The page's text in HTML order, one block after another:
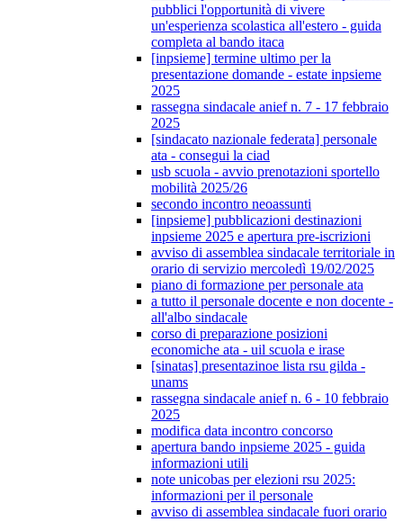
pubblici l'opportunità di vivere
un'esperienza scolastica all'estero - guida
completa al bando itaca
[inpsieme] termine ultimo per la
presentazione domande - estate inpsieme
2025
rassegna sindacale anief n. 7 - 17 febbraio
2025
[sindacato nazionale federata] personale
ata - consegui la ciad
usb scuola - avvio prenotazioni sportello
mobilità 2025/26
secondo incontro neoassunti
[inpsieme] pubblicazioni destinazioni
inpsieme 2025 e apertura pre-iscrizioni
avviso di assemblea sindacale territoriale in
orario di servizio mercoledì 19/02/2025
piano di formazione per personale ata
a tutto il personale docente e non docente -
all'albo sindacale
corso di preparazione posizioni
economiche ata - uil scuola e irase
[sinatas] presentazinoe lista rsu gilda -
unams
rassegna sindacale anief n. 6 - 10 febbraio
2025
modifica data incontro concorso
apertura bando inpsieme 2025 - guida
informazioni utili
note unicobas per elezioni rsu 2025:
informazioni per il personale
avviso di assemblea sindacale fuori orario